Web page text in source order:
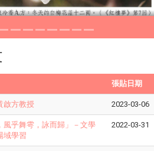
張貼日期
啟方教授 2023-03-06
風乎舞雩，詠而歸」－文學
域學習
2022-03-31